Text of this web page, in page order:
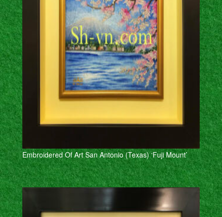
Embroidered Of Art San Antonio (Texas) ‘Fuji Mount’